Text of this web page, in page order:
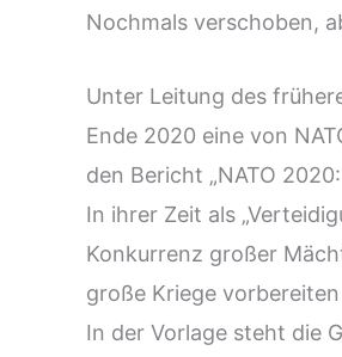
Nochmals verschoben,
Unter Leitung des
Ende 2020 eine von
den Bericht „NATO
In ihrer Zeit als
Konkurrenz großer
große Kriege vorbereiten
In der Vorlage steht die